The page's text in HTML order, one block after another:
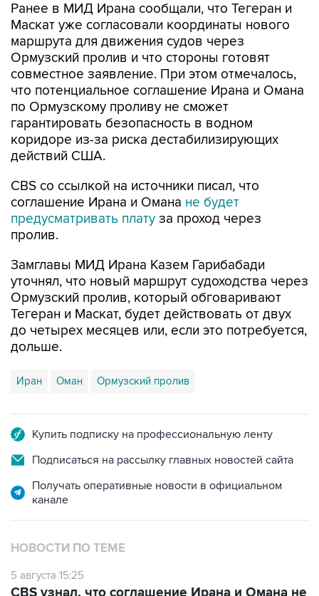
Ранее в МИД Ирана сообщали, что Тегеран и
Маскат уже согласовали координаты нового
маршрута для движения судов через
Ормузский пролив и что стороны готовят
совместное заявление. При этом отмечалось,
что потенциальное соглашение Ирана и Омана
по Ормузскому проливу не сможет
гарантировать безопасность в водном
коридоре из-за риска дестабилизирующих
действий США.
CBS со ссылкой на источники писал, что
соглашение Ирана и Омана не будет
предусматривать плату за проход через
пролив.
Замглавы МИД Ирана Казем Гарибабади
уточнял, что новый маршрут судоходства через
Ормузский пролив, который обговаривают
Тегеран и Маскат, будет действовать от двух
до четырех месяцев или, если это потребуется,
дольше.
Иран Оман Ормузский пролив
Купить подписку на профессиональную ленту
Подписаться на рассылку главных новостей сайта
Получать оперативные новости в официальном
канале
НОВОСТИ ПО ТЕМЕ
5 августа 15:25